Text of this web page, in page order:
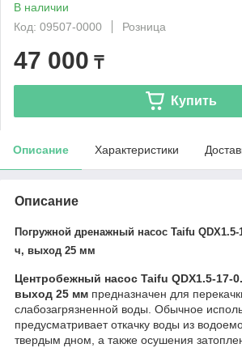
В наличии
Код: 09507-0000
Розница
47 000 ₸
Купить
Описание Характеристики
Описание
Погружной дренажный насос Taifu
ч, выход 25 мм
Центробежный насос Taifu QDX1.5-17-
выход 25 мм предназначен для
слабозагрязненной воды. Обычное
предусматривает откачку воды из
твердым дном, а также осушения